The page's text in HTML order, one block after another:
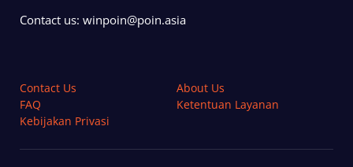
Contact us: winpoin@poin.asia
Contact Us
About Us
FAQ
Ketentuan Layanan
Kebijakan Privasi